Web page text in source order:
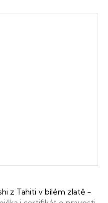
z Tahiti v bílém zlatě -